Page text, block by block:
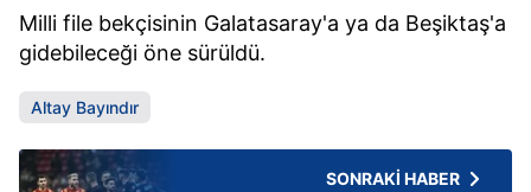
Milli file bekçisinin Galatasaray'a ya da Beşiktaş'a
gidebileceği öne sürüldü.
Altay Bayındır
SONRAKİ HABER